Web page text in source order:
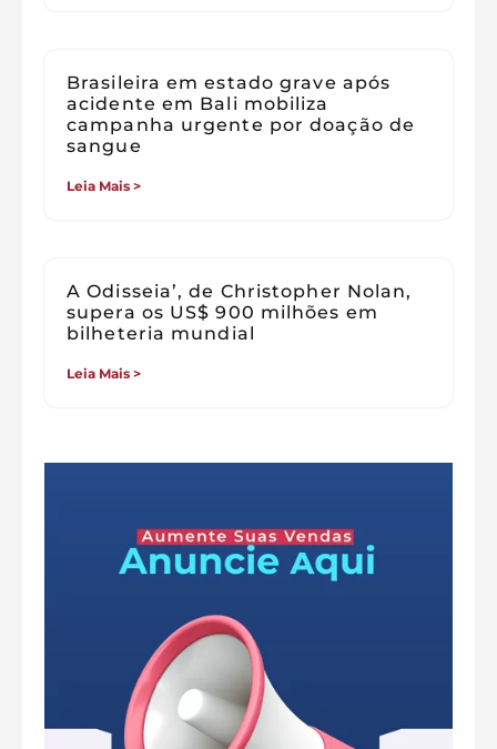
Brasileira em estado grave após
acidente em Bali mobiliza
campanha urgente por doação de
sangue
Leia Mais >
A Odisseia’, de Christopher Nolan,
supera os US$ 900 milhões em
bilheteria mundial
Leia Mais >